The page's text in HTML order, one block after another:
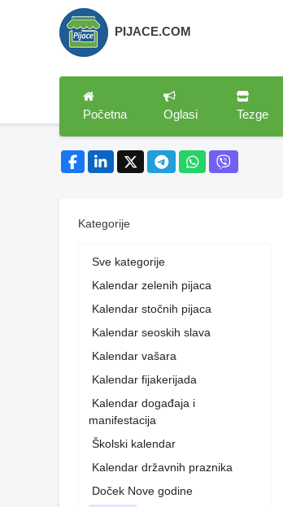
PIJACE.COM
Početna Oglasi Tezge
Kategorije
Sve kategorije
Kalendar zelenih pijaca
Kalendar stočnih pijaca
Kalendar seoskih slava
Kalendar vašara
Kalendar fijakerijada
Kalendar događaja i
manifestacija
Školski kalendar
Kalendar državnih praznika
Doček Nove godine